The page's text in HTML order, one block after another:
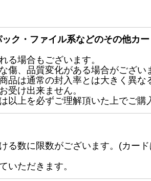
ク・ファイル系などのその他カー
る場合もございます。
傷、品質変化がある場合がござい
品は通常の封入率とは大きく異な
受け出来ません。
以上を必ずご理解頂いた上でご購
る数に限数がございます。(カー
いただきます。